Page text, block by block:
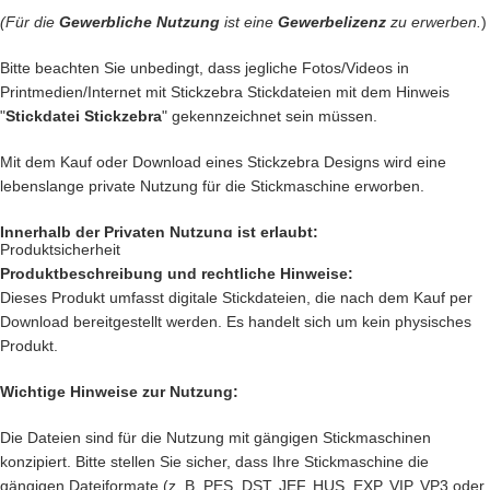
… oder vielleicht ein Handtuch
liebst?
Kinderaugen zum glitzern bringen
die einzigartig sind und nie vergessen werden.
einen zauberhaften Look mit Deiner
Das sind nur unsereIdeen. Du hast jetzt ganz sicher noch genialere
Idee im Kopf. Lass Deiner Fantasie freien Lauf.
Bulldogge.
Nach deiner Bestellung, kannst Du die wundervolle Dateidirekt
herunterladen
(Für die Gewerbliche Nutzung ist eine Gewerbelizenz zu erwerben. )
Bitte beachten Sie unbedingt, dass jegliche Fotos/Videos in
Printmedien/Internet mit Stickzebra Stickdateien mit dem Hinweis
"Stickdatei Stickzebra" gekennzeichnet sein müssen.
Mit dem Kauf oder Download eines Stickzebra Designs wird eine
lebenslange private Nutzung für die Stickmaschine erworben.
Innerhalb der Privaten Nutzung ist erlaubt:
Private Nutzung auf einem Produkt, das mit einer Stickmaschine
hergestellt worden ist, oder ein Produkt, das mit einer Stickzebra
Stickdatei bestickt wurde.
Nutzung auf Produkten, die als Geschenk oder Spende dienen sollen.
Verkauf des Produkts, das mit einer Stickmaschine hergestellt worden
ist, oder ein Produkt, das mit einer Stickzebra Stickdatei bestickt
Produktsicherheit
Produktbeschreibung und rechtliche Hinweise:
Dieses Produkt umfasst digitale Stickdateien, die nach dem Kauf per
Download bereitgestellt werden. Es handelt sich um kein physisches
Produkt.
Wichtige Hinweise zur Nutzung:
Die Dateien sind für die Nutzung mit gängigen Stickmaschinen
konzipiert. Bitte stellen Sie sicher, dass Ihre Stickmaschine die
gängigen Dateiformate (z. B. PES, DST, JEF, HUS, EXP, VIP, VP3 oder